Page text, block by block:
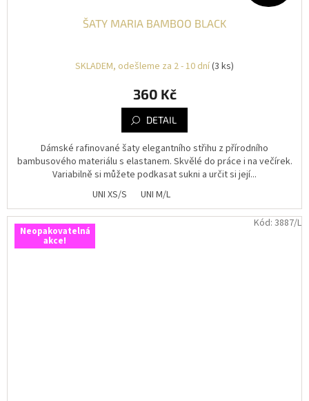
ŠATY MARIA BAMBOO BLACK
SKLADEM, odešleme za 2 - 10 dní(3 ks)
360 Kč
DETAIL
Dámské rafinované šaty elegantního střihu z přírodního
bambusového materiálu s elastanem. Skvělé do práce i na večírek.
Variabilně si můžete podkasat sukni a určit si její...
UNI XS/S
UNI M/L
Neopakovatelná
akce!
Kód: 3887/L